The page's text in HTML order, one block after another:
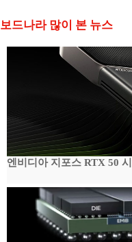
보드나라 많이 본 뉴스
엔비디아 지포스 RTX 50